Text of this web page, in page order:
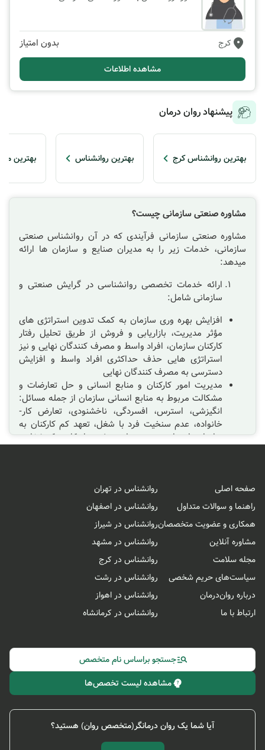
کرج بدون امتیاز
مشاهده اطلاعات
پیشنهاد روان درمان
بهترین روانشناس کرج بهترین روانشناس بهترین
مشاوره صنعتی سازمانی چیست؟
مشاوره صنعتی سازمانی فرآیندی که در آن روانشناس صنعتی
سازمانی، خدمات زیر را به مدیران صنایع و سازمان ها ارائه
می‎دهد:
ارائه خدمات تخصصی روانشناسی در گرایش صنعتی و
سازمانی شامل:
افزایش بهره وری سازمان به کمک تدوین استراتژی های
مؤثر مدیریت، بازاریابی و فروش از طریق تحلیل رفتار
کارکنان سازمان، افراد واسط و مصرف کنندگان نهایی و نیز
استراتژی هایی حذف حداکثری افراد واسط و افزایش
دسترسی به مصرف کنندگان نهایی
مدیریت امور کارکنان و منابع انسانی و حل تعارضات و
مشکالت مربوط به منابع انسانی سازمان از جمله مسائل:
انگیزشی، استرس، افسردگی، ناخشنودی، تعارض کار-
خانواده، عدم سنخیت فرد با شغل، تعهد کم کارکنان به
سازمان، احساس بی مسئولیتی، غیبت از کار، ترک شغل و
بهترین افراد و گمارش آن ها به مشاغلی متناسب با مهارت
بالندگی سازمانی: بهبود ارتباطات در محل کار، فعالیت های
گروهی، فرهنگ سازمانی، جو سازمانی و ساختار سازمانی
تحلیل شغل، توصیف شغل و طراحی مشاغل
مسائل مربوط به محیط کار: ارگونومی محیط، ابزار و
تجهیزات، ایمنی، فنگ شویی، روانشناسی رنگ و ...
انجام پژوهش های سازمانی: تشخیصی، آماری، سنجش
نگرش و ...
آموزش و کارآموزی کارکنان
و ...
صفحه اصلی
راهنما و سوالات متداول
همکاری و عضویت متخصصان
مشاوره آنلاین
مجله سلامت
سیاست‌های حریم شخصی
درباره روان‌درمان
ارتباط با ما
روانشناس در تهران
روانشناس در اصفهان
روانشناس در شیراز
روانشناس در مشهد
روانشناس در کرج
روانشناس در رشت
روانشناس در اهواز
روانشناس در کرمانشاه
جستجو براساس نام متخصص
مشاهده لیست تخصص‌ها
آیا شما یک روان درمانگر(متخصص روان) هستید؟